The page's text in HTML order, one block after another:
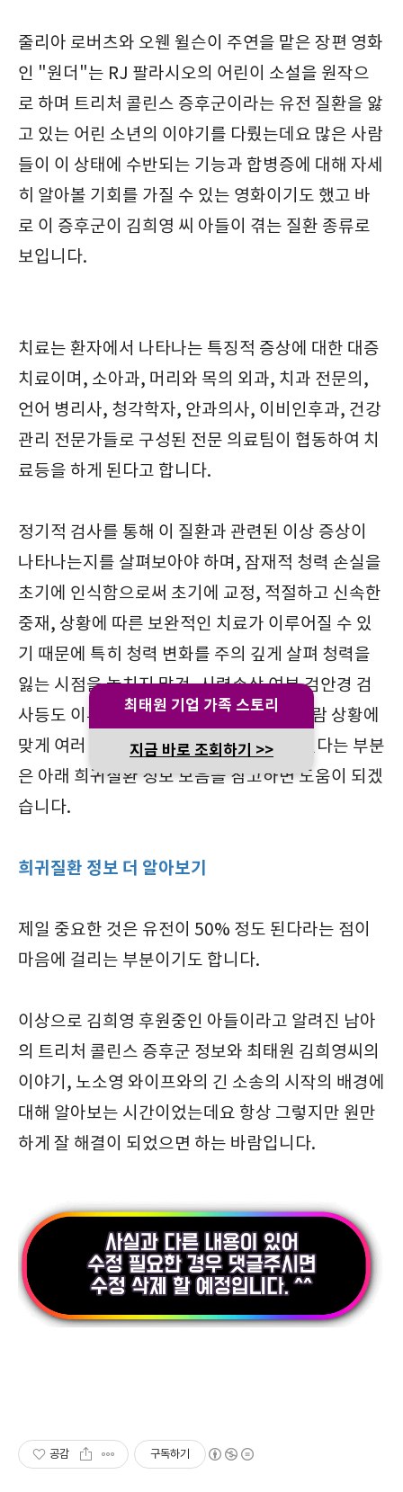
최태원 기업 가족 스토리
지금 바로 조회하기 >>
줄리아 로버츠와 오웬 윌슨이 주연을 맡은 장편 영화
인 "원더"는 RJ 팔라시오의 어린이 소설을 원작으
로 하며 트리처 콜린스 증후군이라는 유전 질환을 앓
고 있는 어린 소년의 이야기를 다뤘는데요 많은 사람
들이 이 상태에 수반되는 기능과 합병증에 대해 자세
히 알아볼 기회를 가질 수 있는 영화이기도 했고 바
로 이 증후군이 김희영 씨 아들이 겪는 질환 종류로
보입니다.
치료는 환자에서 나타나는 특징적 증상에 대한 대증
치료이며, 소아과, 머리와 목의 외과, 치과 전문의,
언어 병리사, 청각학자, 안과의사, 이비인후과, 건강
관리 전문가들로 구성된 전문 의료팀이 협동하여 치
료등을 하게 된다고 합니다.
정기적 검사를 통해 이 질환과 관련된 이상 증상이
나타나는지를 살펴보아야 하며, 잠재적 청력 손실을
초기에 인식함으로써 초기에 교정, 적절하고 신속한
중재, 상황에 따른 보완적인 치료가 이루어질 수 있
기 때문에 특히 청력 변화를 주의 깊게 살펴 청력을
잃는 시점을 놓치지 말것, 시력손상 여부 검안경 검
사등도 이루어지는데 질환을 겪고 있는 사람 상황에
맞게 여러 검사와 교정, 수술등이 이루어진다는 부분
은 아래 희귀질환 정보 모음을 참고하면 도움이 되겠
습니다.
희귀질환 정보 더 알아보기
제일 중요한 것은 유전이 50% 정도 된다라는 점이
마음에 걸리는 부분이기도 합니다.
이상으로 김희영 후원중인 아들이라고 알려진 남아
의 트리처 콜린스 증후군 정보와 최태원 김희영씨의
이야기, 노소영 와이프와의 긴 소송의 시작의 배경에
대해 알아보는 시간이었는데요 항상 그렇지만 원만
하게 잘 해결이 되었으면 하는 바람입니다.
공감 구독하기